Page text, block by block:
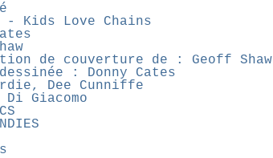
Kids Love Chains
de couverture de : Geoff Shaw
: Donny Cates
Dee Cunniffe
Giacomo